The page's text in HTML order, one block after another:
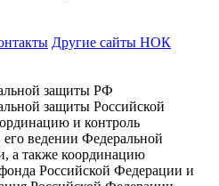
Другие сайты НОК
защиты РФ
защиты Российской
и контроль
его ведении Федеральной
а также координацию
Российской Федерации и